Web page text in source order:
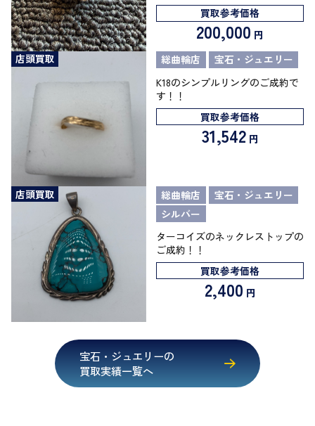
買取参考価格
200,000 円
店頭買取
総曲輪店
宝石・ジュエリー
K18のシンプルリングのご成約で
す！！
買取参考価格
31,542 円
店頭買取 総曲輪店
宝石・ジュエリー
シルバー
ターコイズのネックレストップの
ご成約！！
買取参考価格
2,400 円
宝石・ジュエリーの
買取実績一覧へ